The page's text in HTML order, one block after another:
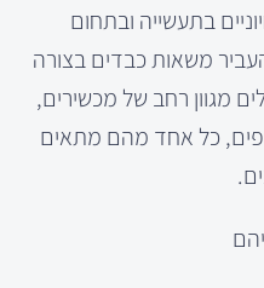
בתעשייה ובתחום
משאות כבדים בצורה
מגוון רחב של מכשירים,
כל אחד מהם מתאים